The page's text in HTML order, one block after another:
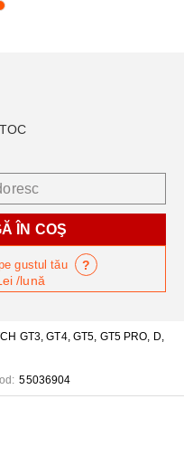
GT3, GT4, GT5, GT5 PRO, D,
55036904
/lună
gustul tău ?